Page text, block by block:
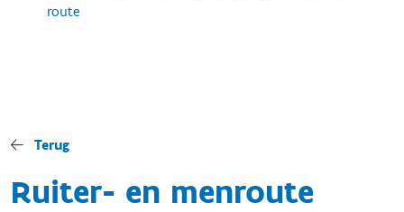
route
Terug
Ruiter- en menroute